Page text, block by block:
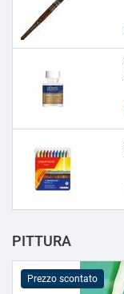
PITTURA
Prezzo scontato